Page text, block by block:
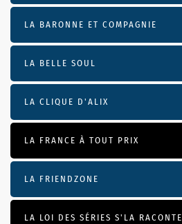
LA BARONNE ET COMPAGNIE
LA BELLE SOUL
LA CLIQUE D'ALIX
LA FRANCE À TOUT PRIX
LA FRIENDZONE
LA LOI DES SÉRIES S'LA RACONTE